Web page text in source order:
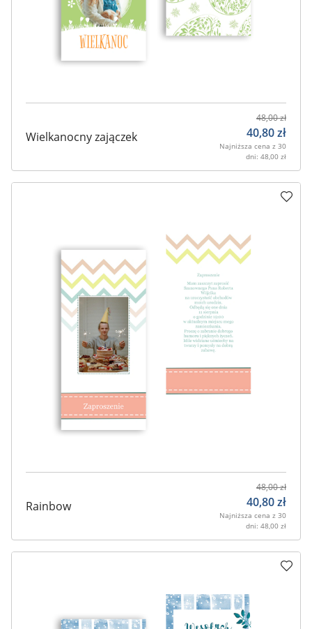
Wielkanocny zajączek
48,00zł
40,80zł
Najniższa cena z 30
dni: 48,00 zł
Rainbow
48,00zł
40,80zł
Najniższa cena z 30
dni: 48,00 zł